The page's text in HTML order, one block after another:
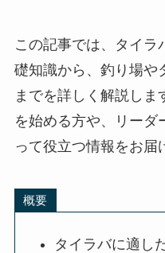
この記事では、タイラ
礎知識から、釣り場や
までを詳しく解説しま
を始める方や、リーダ
って役立つ情報をお届
概要
タイラバに適し